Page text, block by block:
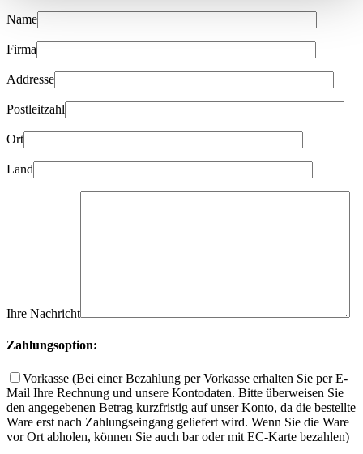
Name
Firma
Addresse
Postleitzahl
Ort
Land
Ihre Nachricht
Zahlungsoption:
Vorkasse (Bei einer Bezahlung per Vorkasse erhalten Sie per E-
Mail Ihre Rechnung und unsere Kontodaten. Bitte überweisen Sie
den angegebenen Betrag kurzfristig auf unser Konto, da die bestellte
Ware erst nach Zahlungseingang geliefert wird. Wenn Sie die Ware
vor Ort abholen, können Sie auch bar oder mit EC-Karte bezahlen)